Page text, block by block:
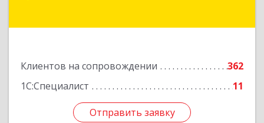
Клиентов на сопровождении
362
1С:Специалист
11
Отправить заявку
Подробнее
Отправить заявку